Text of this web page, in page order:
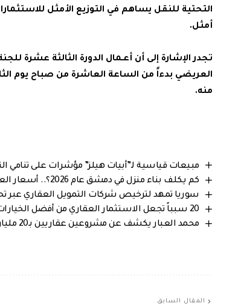
التحتية للنقل يساهم في التوزيع الأمثل
أمثل.
تجدر الإشارة إلى أن أعـمال الدورة الثالثة عشرة
منه.
مبيعات قياسية لـ”أبيات هيلز” مؤشرات على تنامي
كم يكلف بناء منزل في دمشق عام 2026؟.. أسعار العظم والإكساء بالتفصيل
سوريا تمهد لترخيص شركات التمويل العقاري عبر
20 سبباً تجعل الاستثمار العقاري من أفضل الخيارات لبناء الثروة على المدى الطويل
محمد العبار يكشف عن مشروعين عقاريين بـ20 مليار دولار في سوريا.. آلاف المساكن وفرص استثمار للسوريين
المقال السابق